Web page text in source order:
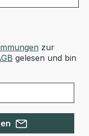
zur
gelesen und bin